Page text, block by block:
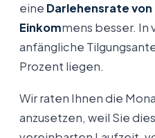
eine Darlehensrate
Einkommens besser. In
anfängliche
Prozent liegen.
Wir raten Ihnen die
anzusetzen, weil Sie